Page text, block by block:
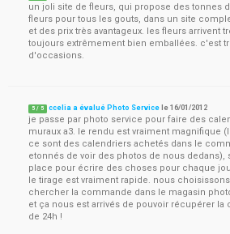
un joli site de fleurs, qui propose des tonnes
fleurs pour tous les gouts, dans un site
et des prix très avantageux. les fleurs arrivent
toujours extrêmement bien emballées. c'est
d'occasions.
5 / 5 ccelia a évalué Photo Service le16/01/2012
je passe par photo service pour faire des
muraux a3. le rendu est vraiment magnifique
ce sont des calendriers achetés dans le
etonnés de voir des photos de nous dedans),
place pour écrire des choses pour chaque
le tirage est vraiment rapide. nous
chercher la commande dans le magasin
et ça nous est arrivés de pouvoir récupérer
de 24h !